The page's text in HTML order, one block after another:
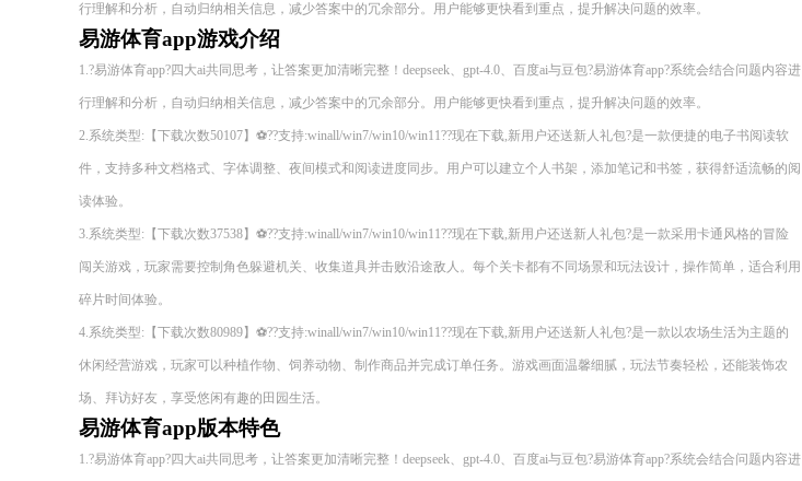
行理解和分析，自动归纳相关信息，减少答案中的冗余部分。用户能够更快看到重点，提升解决问题的效率。
易游体育app游戏介绍
1.?易游体育app?四大ai共同思考，让答案更加清晰完整！deepseek、gpt-4.0、百度ai与豆包?易游体育app?系统会结合问题内容进
行理解和分析，自动归纳相关信息，减少答案中的冗余部分。用户能够更快看到重点，提升解决问题的效率。
2.系统类型:【下载次数50107】⚽??支持:winall/win7/win10/win11??现在下载,新用户还送新人礼包?是一款便捷的电子书阅读软
件，支持多种文档格式、字体调整、夜间模式和阅读进度同步。用户可以建立个人书架，添加笔记和书签，获得舒适流畅的阅
读体验。
3.系统类型:【下载次数37538】⚽??支持:winall/win7/win10/win11??现在下载,新用户还送新人礼包?是一款采用卡通风格的冒险
闯关游戏，玩家需要控制角色躲避机关、收集道具并击败沿途敌人。每个关卡都有不同场景和玩法设计，操作简单，适合利用
碎片时间体验。
4.系统类型:【下载次数80989】⚽??支持:winall/win7/win10/win11??现在下载,新用户还送新人礼包?是一款以农场生活为主题的
休闲经营游戏，玩家可以种植作物、饲养动物、制作商品并完成订单任务。游戏画面温馨细腻，玩法节奏轻松，还能装饰农
场、拜访好友，享受悠闲有趣的田园生活。
易游体育app版本特色
1.?易游体育app?四大ai共同思考，让答案更加清晰完整！deepseek、gpt-4.0、百度ai与豆包?易游体育app?系统会结合问题内容进